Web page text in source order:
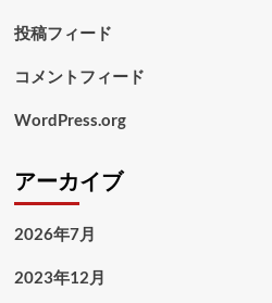
投稿フィード
コメントフィード
WordPress.org
アーカイブ
2026年7月
2023年12月